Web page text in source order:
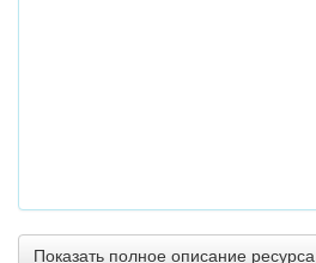
Показать полное описание ресурса